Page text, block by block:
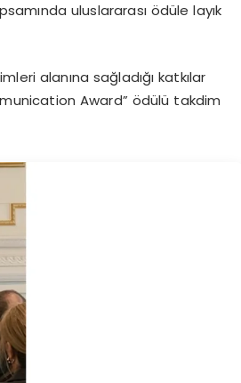
uluslararası ödüle layık
alanına sağladığı katkılar
Award” ödülü takdim